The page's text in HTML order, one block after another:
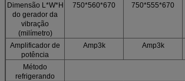
Dimensão L*W*H
do gerador da
vibração
(milímetro)
750*560*670 750*555*670
Amplificador de
potência
Amp3k Amp3k
Método
refrigerando